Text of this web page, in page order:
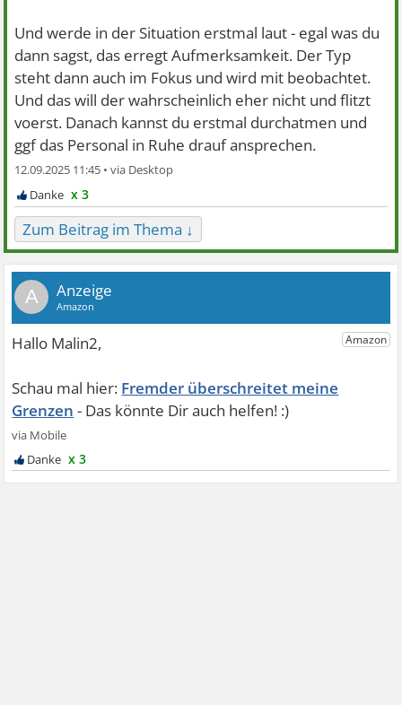
Und werde in der Situation erstmal laut - egal was du
dann sagst, das erregt Aufmerksamkeit. Der Typ
steht dann auch im Fokus und wird mit beobachtet.
Und das will der wahrscheinlich eher nicht und flitzt
voerst. Danach kannst du erstmal durchatmen und
ggf das Personal in Ruhe drauf ansprechen.
12.09.2025 11:45 •
x 3
Zum Beitrag im Thema ↓
A
Fremder überschreitet meine
Grenzen
x 3